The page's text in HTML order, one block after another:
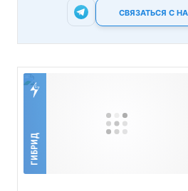
СВЯЗАТЬСЯ С
ГИБРИД